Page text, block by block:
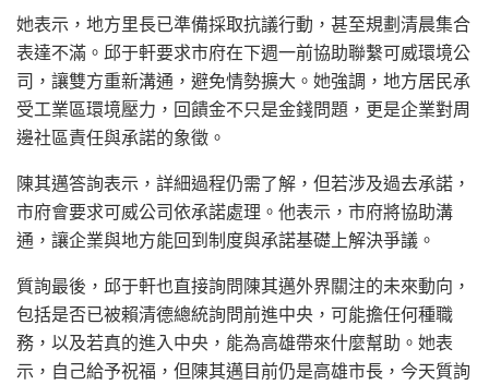
她表示，地方里長已準備採取抗議行動，甚至規劃清晨集合
表達不滿。邱于軒要求市府在下週一前協助聯繫可威環境公
司，讓雙方重新溝通，避免情勢擴大。她強調，地方居民承
受工業區環境壓力，回饋金不只是金錢問題，更是企業對周
邊社區責任與承諾的象徵。
陳其邁答詢表示，詳細過程仍需了解，但若涉及過去承諾，
市府會要求可威公司依承諾處理。他表示，市府將協助溝
通，讓企業與地方能回到制度與承諾基礎上解決爭議。
質詢最後，邱于軒也直接詢問陳其邁外界關注的未來動向，
包括是否已被賴清德總統詢問前進中央，可能擔任何種職
務，以及若真的進入中央，能為高雄帶來什麼幫助。她表
示，自己給予祝福，但陳其邁目前仍是高雄市長，今天質詢